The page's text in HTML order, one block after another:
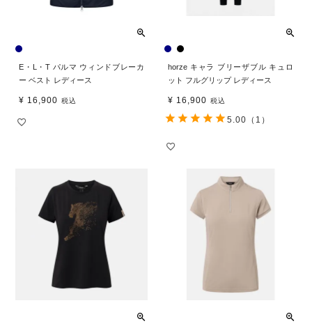
E・L・T パルマ ウィンドブレーカ
ー ベスト レディース
¥ 16,900 税込
horze キャラ ブリーザブル キュロ
ット フルグリップ レディース
¥ 16,900 税込
5.00 （1）